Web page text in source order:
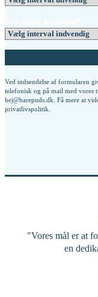
Ved indsendelse af formularen
telefonisk og på mail med vores
hej@barepuds.dk. Få mere at
privatlivspolitik
"Vores mål er at
en